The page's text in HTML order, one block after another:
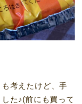
考えたけど、手
た♪(前にも買って